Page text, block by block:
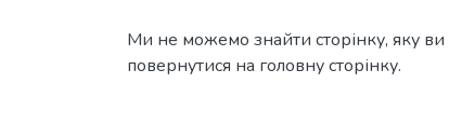
Ми не можемо знайти сторінку, яку
повернутися на головну сторінку.